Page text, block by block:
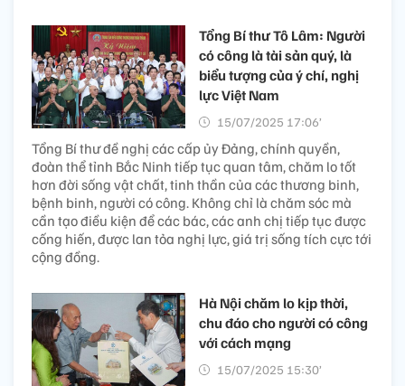
Tổng Bí thư Tô Lâm: Người
có công là tài sản quý, là
biểu tượng của ý chí, nghị
lực Việt Nam
15/07/2025 17:06’
Tổng Bí thư đề nghị các cấp ủy Đảng, chính quyền,
đoàn thể tỉnh Bắc Ninh tiếp tục quan tâm, chăm lo tốt
hơn đời sống vật chất, tinh thần của các thương binh,
bệnh binh, người có công. Không chỉ là chăm sóc mà
cần tạo điều kiện để các bác, các anh chị tiếp tục được
cống hiến, được lan tỏa nghị lực, giá trị sống tích cực tới
cộng đồng.
Hà Nội chăm lo kịp thời,
chu đáo cho người có công
với cách mạng
15/07/2025 15:30’